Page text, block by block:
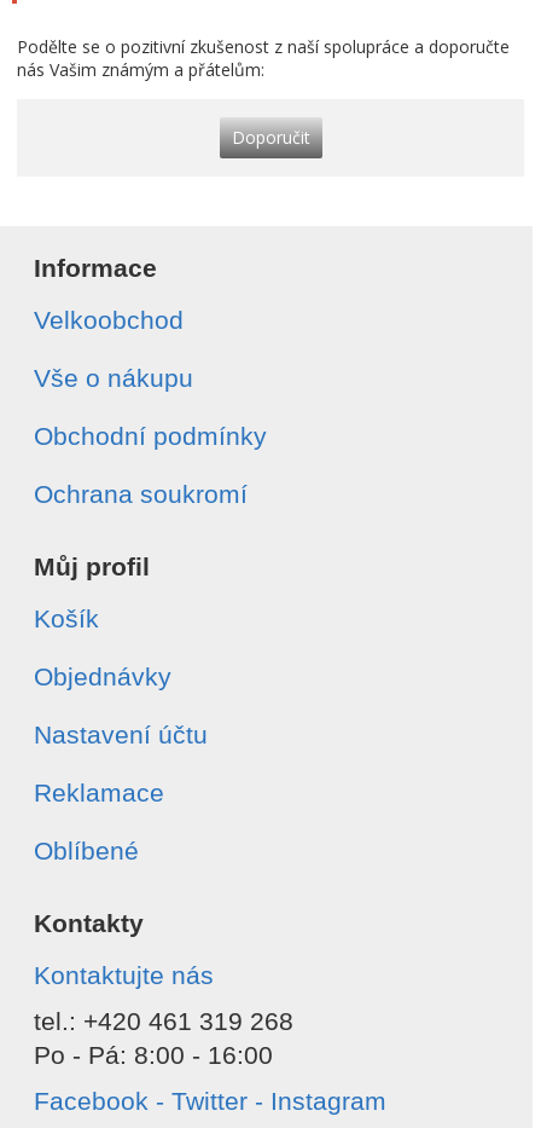
Podělte se o pozitivní zkušenost z naší spolupráce a doporučte
nás Vašim známým a přátelům:
Doporučit
Informace
Velkoobchod
Vše o nákupu
Obchodní podmínky
Ochrana soukromí
Můj profil
Košík
Objednávky
Nastavení účtu
Reklamace
Oblíbené
Kontakty
Kontaktujte nás
tel.: +420 461 319 268
Po - Pá: 8:00 - 16:00
Facebook - Twitter - Instagram